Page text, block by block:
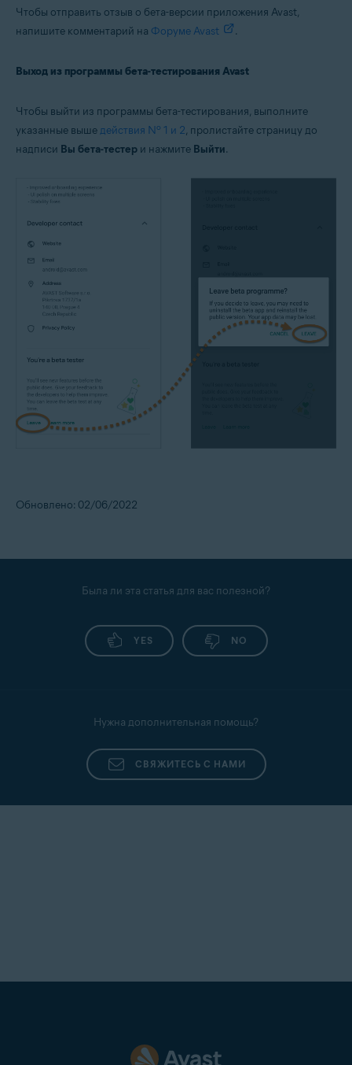
Чтобы отправить отзыв о бета-версии приложения Avast,
напишите комментарий на Форуме Avast .
Выход из программы бета-тестирования Avast
Чтобы выйти из программы бета-тестирования, выполните
указанные вышедействия № 1 и 2, пролистайте страницу до
надписи Вы бета-тестер и нажмите Выйти.
Обновлено: 02/06/2022
Была ли эта статья для вас полезной?
YES NO
Нужна дополнительная помощь?
СВЯЖИТЕСЬ С НАМИ